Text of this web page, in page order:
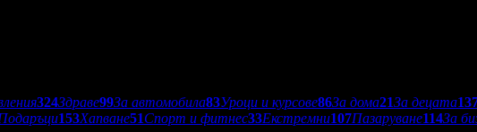
324Здраве99За автомобила83Уроци и курсове86За дома21За децата
153Хапване51Спорт и фитнес33Екстремни107Пазаруване114За